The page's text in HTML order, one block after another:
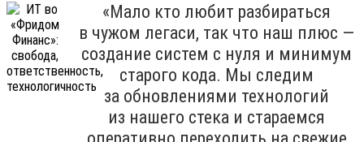
«Мало кто любит разбираться
в чужом легаси, так что наш плюс —
создание систем с нуля и минимум
старого кода. Мы следим
за обновлениями технологий
из нашего стека и стараемся